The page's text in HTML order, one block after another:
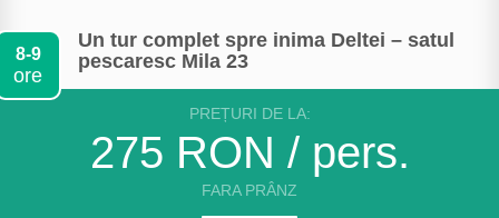
8-9
ore
Un tur complet spre inima Deltei – satul
pescaresc Mila 23
PREȚURI DE LA:
275 RON / pers.
FARA PRÂNZ